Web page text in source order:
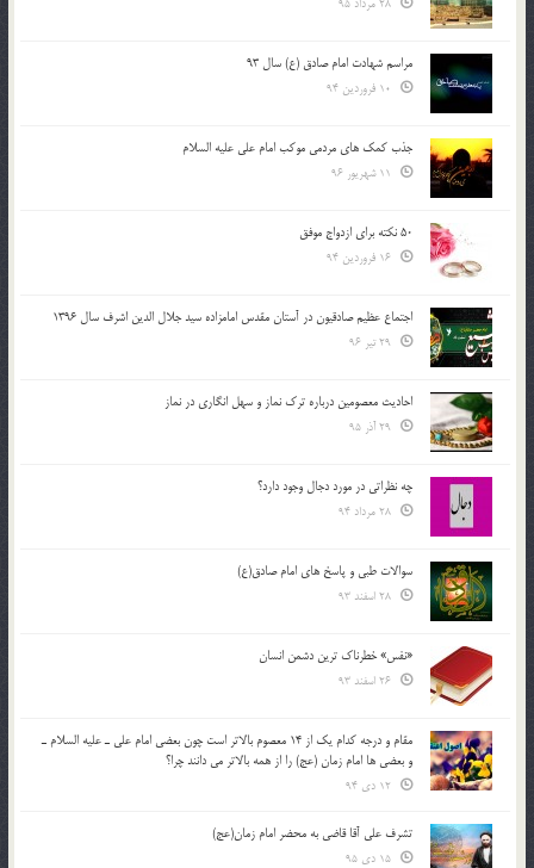
مراسم شهادت امام صادق (ع) سال 93
جذب کمک های مردمی موکب امام علی علیه السلام
50 نکته برای ازدواج موفق
اجتماع عظیم صادقیون در آستان مقدس امامزاده سید جلال الدین اشرف سال 1396
احادیث معصومین درباره ترک نماز و سهل انگاری در نماز
چه نظراتی در مورد دجال وجود دارد؟
سوالات طبی و پاسخ های امام صادق(ع)
«نفس» خطرناک ترین دشمن انسان
مقام و درجه كدام يك از 14 معصوم بالاتر است چون بعضي امام علي ـ عليه السلام ـ
و بعضي ها امام زمان (عج) را از همه بالاتر مي دانند چرا؟
تشرف علي آقا قاضي به محضر امام زمان(عج)